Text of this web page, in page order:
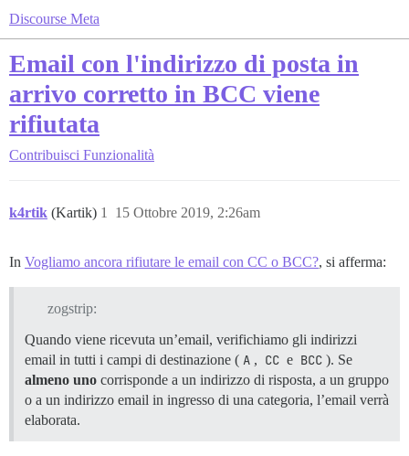
Discourse Meta
Email con l'indirizzo di posta in
arrivo corretto in BCC viene
rifiutata
Contribuisci Funzionalità
k4rtik (Kartik) 15 Ottobre 2019, 2:26am
1
In Vogliamo ancora rifiutare le email con CC o BCC?, si afferma:
zogstrip:
Quando viene ricevuta un’email, verifichiamo gli indirizzi
email in tutti i campi di destinazione ( A , CC e BCC ). Se
almeno uno corrisponde a un indirizzo di risposta, a un gruppo
o a un indirizzo email in ingresso di una categoria, l’email verrà
elaborata.